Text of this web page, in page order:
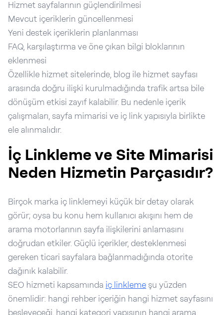
Hizmet sayfalarının güçlendirilmesi
Mevcut içeriklerin güncellenmesi
Yeni destek içeriklerin planlanması
FAQ, karşılaştırma ve öne çıkan bilgi bloklarının
eklenmesi
Özellikle hizmet sitelerinde, blog ile hizmet sayfası
arasında doğru ilişki kurulmadığında trafik artsa bile
dönüşüm etkisi zayıf kalabilir. Bu nedenle içerik
çalışmaları, sayfa mimarisi ve iç link yapısıyla birlikte
ele alınmalıdır.
İç Linkleme ve Site Mimarisi
Neden Hizmetin Parçasıdır?
Birçok marka iç linklemeyi küçük bir detay olarak
görür; oysa bu konu hem kullanıcı akışını hem de
arama motorlarının sayfa ilişkilerini anlamasını
doğrudan etkiler. Güçlü içerikler, desteklenmesi
gereken ticari sayfalara bağlanmadığında otorite
dağınık kalabilir.
SEO hizmeti kapsamında iç linkleme şu yüzden
önemlidir: hangi rehber içeriğin hangi hizmet sayfasını
besleyeceği, hangi kategori yapısının hangi arama